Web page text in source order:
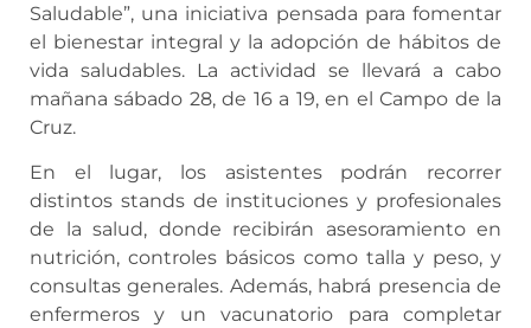
Saludable”, una iniciativa pensada para fomentar
el bienestar integral y la adopción de hábitos de
vida saludables. La actividad se llevará a cabo
mañana sábado 28, de 16 a 19, en el Campo de la
Cruz.
En el lugar, los asistentes podrán recorrer
distintos stands de instituciones y profesionales
de la salud, donde recibirán asesoramiento en
nutrición, controles básicos como talla y peso, y
consultas generales. Además, habrá presencia de
enfermeros y un vacunatorio para completar